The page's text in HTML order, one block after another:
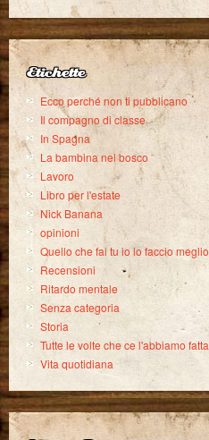
Etichette
Ecco perché non ti pubblicano
Il compagno di classe
In Spagna
La bambina nel bosco
Lavoro
Libro per l'estate
Nick Banana
opinioni
Quello che fai tu io lo faccio meglio
Recensioni
Ritardo mentale
Senza categoria
Storia
Tutte le volte che ce l'abbiamo fatta
Vita quotidiana